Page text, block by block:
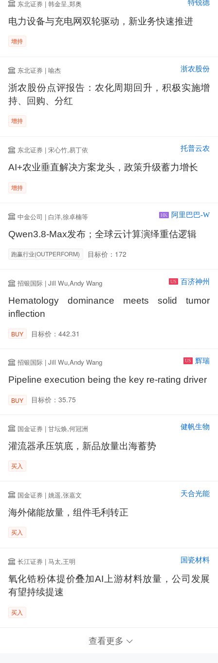
东北证券 | 韩金呈,郑奥 特锐德
电力设备与充电网双轮驱动，新业务快速推进
增持
东北证券 | 喻杰 浙农股份
浙农股份点评报告：农化周期回升，积极实施增
持、回购、分红
增持
东北证券 | 宋心竹,易丁依 托普云农
AI+农业垂直解决方案龙头，政策升级蓄力增长
增持
中金公司 | 白洋,徐卓楠等 HK 阿里巴巴-W
Qwen3.8-Max发布；全球云计算演绎重估逻辑
跑赢行业(OUTPERFORM) 目标价：172
招银国际 | Jill Wu,Andy Wang US 百济神州
Hematology dominance meets solid tumor
inflection
BUY 目标价：442.31
招银国际 | Jill Wu,Andy Wang US 辉瑞
Pipeline execution being the key re-rating driver
BUY 目标价：35.75
国金证券 | 甘坛焕,何冠洲 健帆生物
灌流器承压筑底，新品放量出海蓄势
买入
国金证券 | 姚遥,张嘉文 天合光能
海外储能放量，组件毛利转正
买入
长江证券 | 马太,王明 国瓷材料
氧化锆粉体提价叠加AI上游材料放量，公司发展
有望持续提速
买入
查看更多